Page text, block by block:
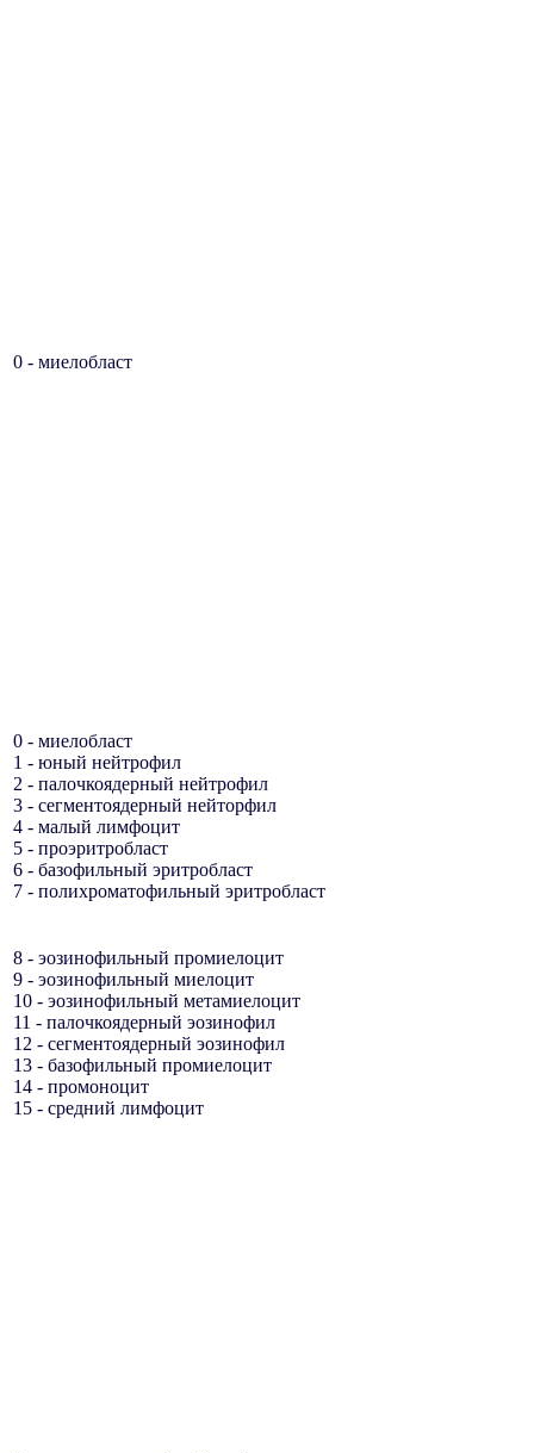
0 - миелобласт
0 - миелобласт
1 - юный нейтрофил
2 - палочкоядерный нейтрофил
3 - сегментоядерный нейторфил
4 - малый лимфоцит
5 - проэритробласт
6 - базофильный эритробласт
7 - полихроматофильный эритробласт
8 - эозинофильный промиелоцит
9 - эозинофильный миелоцит
10 - эозинофильный метамиелоцит
11 - палочкоядерный эозинофил
12 - сегментоядерный эозинофил
13 - базофильный промиелоцит
14 - промоноцит
15 - средний лимфоцит